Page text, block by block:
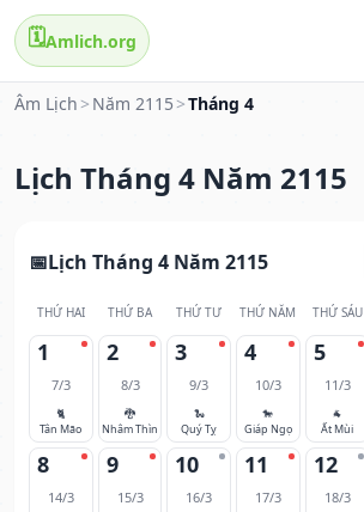
🗓️Amlich.org
Âm Lịch > Năm 2115 >Tháng 4
Lịch Tháng 4 Năm 2115
Lịch Tháng 4 Năm 2115
THỨ HAI THỨ BA THỨ TƯ THỨ NĂM THỨ SÁU
1
7/3
🐈
Tân Mão
2
8/3
🐉
Nhâm Thìn
3
9/3
🐍
Quý Tỵ
4
10/3
🐎
Giáp Ngọ
5
11/3
🐐
Ất Mùi
8
14/3
9
15/3
10
16/3
11
17/3
12
18/3